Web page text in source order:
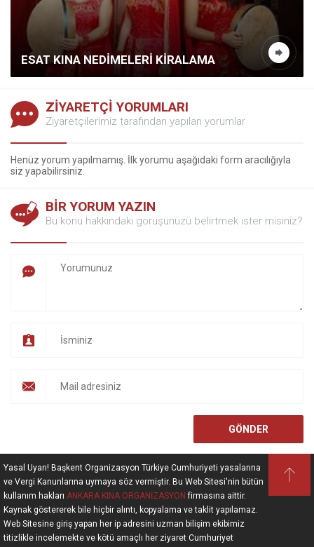
ESAT KINA NEDİMELERİ KİRALAMA
ZİYARETÇİ YORUMLARI
Ziyaretçilerimiz tarafından yapılan yorumlar
Henüz yorum yapılmamış. İlk yorumu aşağıdaki form aracılığıyla
siz yapabilirsiniz.
BİR YORUM YAZIN
Bu konu hakkındaki görüşünüzü belirtmek ister misiniz?
Yasal Uyarı! Başkent Organizasyon Türkiye Cumhuriyeti yasalarına
ve Vergi Kanunlarına uymaya söz vermiştir. Bu Web Sitesi'nin bütün
kullanım hakları ANKARA KINA ORGANİZASYON firmasına aittir.
Kaynak göstererek bile hiçbir alıntı, kopyalama ve taklit yapılamaz.
Web Sitesine giriş yapan her ip adresini uzman bilişim ekibimiz
titizlikle incelemekte ve kötü amaçlı her ziyaret Cumhuriyet